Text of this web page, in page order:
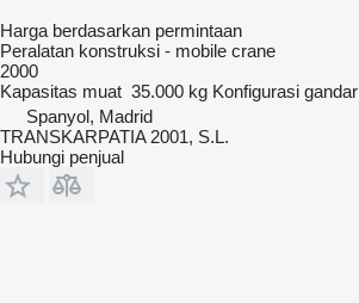
Harga berdasarkan permintaan
Peralatan konstruksi - mobile crane
2000
Kapasitas muat 35.000 kg Konfigurasi gandar
Spanyol, Madrid
TRANSKARPATIA 2001, S.L.
Hubungi penjual